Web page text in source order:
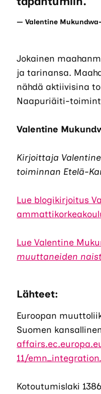
Valentine
Jokainen
ja tarinansa.
nähdä aktiivisina
Naapuriäiti-
Valentine
Kirjoittaja
toiminnan Etelä-
Lue blogikirjoitus
Lue Valentine
muuttaneiden
Lähteet:
Euroopan
Suomen
11/
Kotoutumislaki